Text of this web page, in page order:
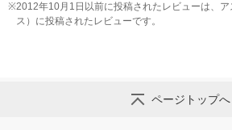
※2012年10月1日以前に投稿されたレビューは、
ス）に投稿されたレビューです。
ページトップへ